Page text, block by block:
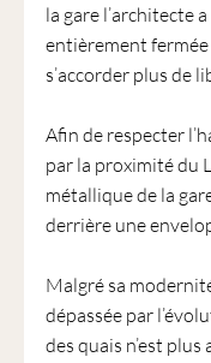
la gare l’architecte
entièrement
s’accorder plus de
Afin de respecter
par la proximité du
métallique de la
derrière une
Malgré sa
dépassée par
des quais n’est